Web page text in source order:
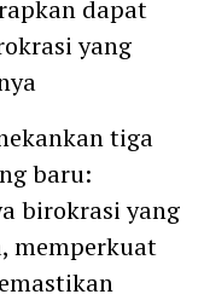
dapat
yang
tiga
baru:
birokrasi yang
memperkuat